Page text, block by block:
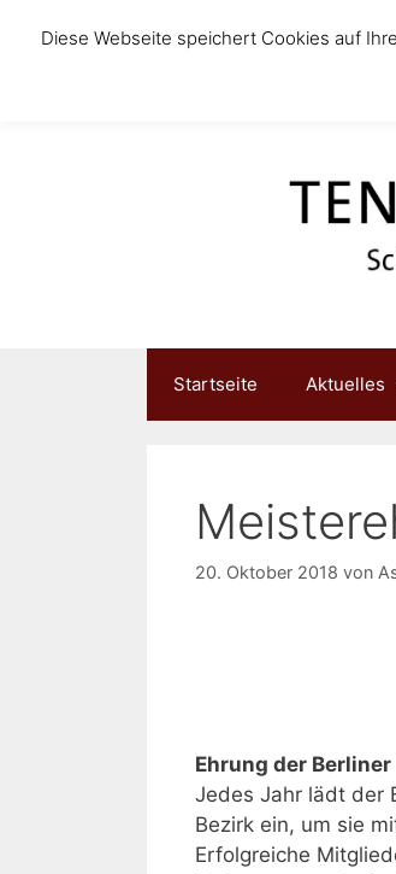
Startseite Aktuelles
20. Oktober 2018 von
Ehrung der
Jedes Jahr lädt der
Bezirk ein, um sie
Erfolgreiche
Diese Webseite speichert Cookies auf